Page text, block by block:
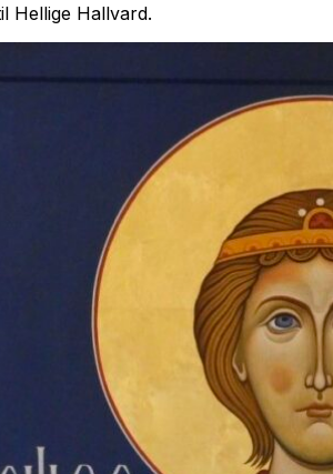
Hellige Hallvard.